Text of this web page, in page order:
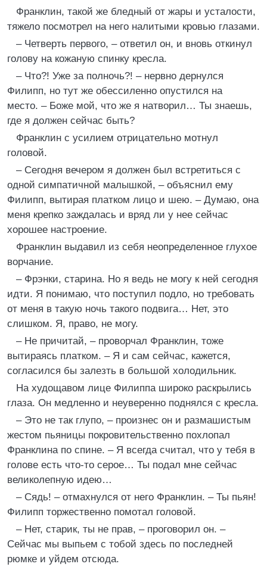
Франклин, такой же бледный от жары и усталости,
тяжело посмотрел на него налитыми кровью глазами.
– Четверть первого, – ответил он, и вновь откинул
голову на кожаную спинку кресла.
– Что?! Уже за полночь?! – нервно дернулся
Филипп, но тут же обессиленно опустился на
место. – Боже мой, что же я натворил… Ты знаешь,
где я должен сейчас быть?
Франклин с усилием отрицательно мотнул
головой.
– Сегодня вечером я должен был встретиться с
одной симпатичной малышкой, – объяснил ему
Филипп, вытирая платком лицо и шею. – Думаю, она
меня крепко заждалась и вряд ли у нее сейчас
хорошее настроение.
Франклин выдавил из себя неопределенное глухое
ворчание.
– Фрэнки, старина. Но я ведь не могу к ней сегодня
идти. Я понимаю, что поступил подло, но требовать
от меня в такую ночь такого подвига… Нет, это
слишком. Я, право, не могу.
– Не причитай, – проворчал Франклин, тоже
вытираясь платком. – Я и сам сейчас, кажется,
согласился бы залезть в большой холодильник.
На худощавом лице Филиппа широко раскрылись
глаза. Он медленно и неуверенно поднялся с кресла.
– Это не так глупо, – произнес он и размашистым
жестом пьяницы покровительственно похлопал
Франклина по спине. – Я всегда считал, что у тебя в
голове есть что-то серое… Ты подал мне сейчас
великолепную идею…
– Сядь! – отмахнулся от него Франклин. – Ты пьян!
Филипп торжественно помотал головой.
– Нет, старик, ты не прав, – проговорил он. –
Сейчас мы выпьем с тобой здесь по последней
рюмке и уйдем отсюда.